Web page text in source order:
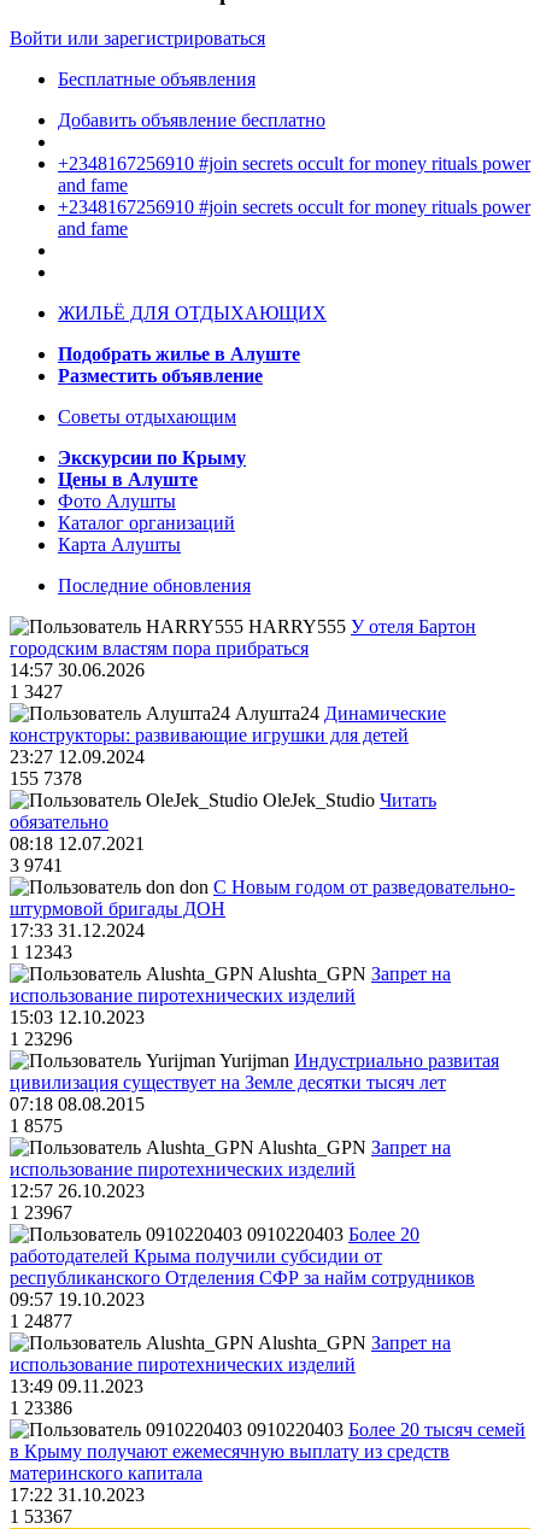
Войти или зарегистрироваться
Бесплатные объявления
Добавить объявление бесплатно
+2348167256910 #join secrets occult for money rituals power
and fame
+2348167256910 #join secrets occult for money rituals power
and fame
ЖИЛЬЁ ДЛЯ ОТДЫХАЮЩИХ
Подобрать жилье в Алуште
Разместить объявление
Советы отдыхающим
Экскурсии по Крыму
Цены в Алуште
Фото Алушты
Каталог организаций
Карта Алушты
Последние обновления
HARRY555 У отеля Бартон
городским властям пора прибраться
14:57 30.06.2026
1 3427
Алушта24 Динамические
конструкторы: развивающие игрушки для детей
23:27 12.09.2024
155 7378
OleJek_Studio Читать
обязательно
08:18 12.07.2021
3 9741
don С Новым годом от разведовательно-
штурмовой бригады ДОН
17:33 31.12.2024
1 12343
Alushta_GPN Запрет на
использование пиротехнических изделий
15:03 12.10.2023
1 23296
Yurijman Индустриально развитая
цивилизация существует на Земле десятки тысяч лет
07:18 08.08.2015
1 8575
Alushta_GPN Запрет на
использование пиротехнических изделий
12:57 26.10.2023
1 23967
0910220403 Более 20
работодателей Крыма получили субсидии от
республиканского Отделения СФР за найм сотрудников
09:57 19.10.2023
1 24877
Alushta_GPN Запрет на
использование пиротехнических изделий
13:49 09.11.2023
1 23386
0910220403 Более 20 тысяч семей
в Крыму получают ежемесячную выплату из средств
материнского капитала
17:22 31.10.2023
1 53367